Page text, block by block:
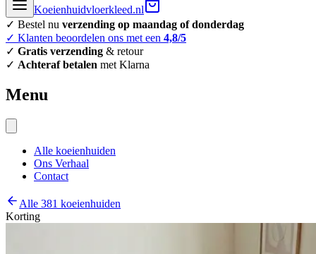
Koeienhuidvloerkleed.nl
✓ Bestel nu verzending op maandag of donderdag
✓ Klanten beoordelen ons met een 4,8/5
✓ Gratis verzending & retour
✓ Achteraf betalen met Klarna
Menu
Alle koeienhuiden
Ons Verhaal
Contact
Alle 381 koeienhuiden
Korting